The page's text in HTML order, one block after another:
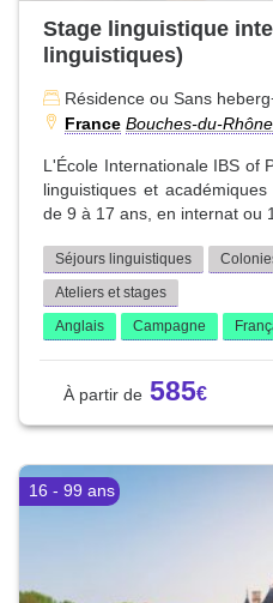
Stage linguistique
linguistiques)
Résidence ou Sans
France Bouches-du-Rhône
L'École Internationale IBS of
linguistiques et
de 9 à 17 ans, en internat ou
Séjours linguistiques
Ateliers et stages
Anglais
Campagne
585
16 - 99 ans